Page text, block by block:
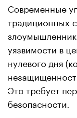
Современные
традиционных
уязвимости в
нулевого дня
Это требует
безопасности.